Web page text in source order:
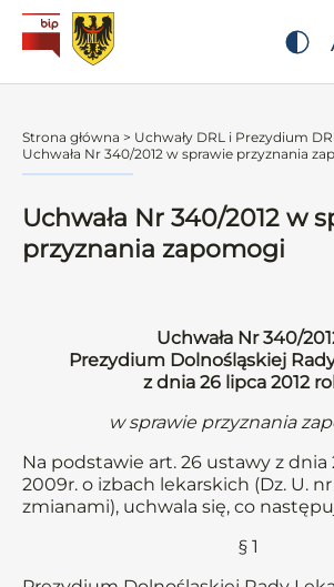
Strona główna > Uchwały DRL i Prezydium
Uchwała Nr 340/2012 w sprawie przyznania
Uchwała Nr 340/2012 w
przyznania zapomogi
Uchwała Nr 340/
Prezydium Dolnośląskiej
z dnia 26 lipca 2012
w sprawie przyznania
Na podstawie art. 26 ustawy z dnia
2009r. o izbach lekarskich (Dz. U. nr
zmianami), uchwala się, co
§ 1